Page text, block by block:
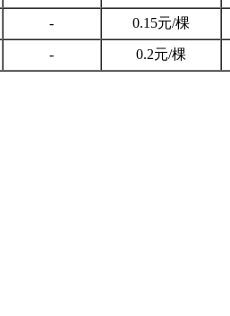
- 0.15元/棵
- 0.2元/棵